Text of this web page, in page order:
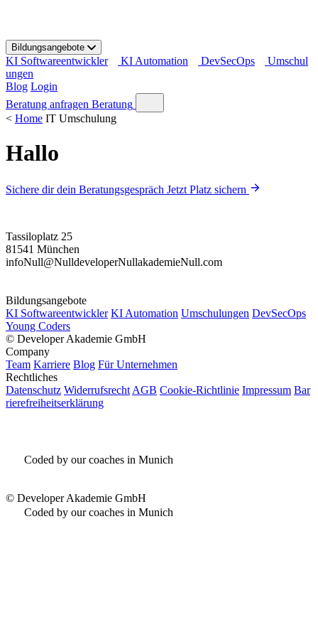
t
o
c
o
n
t
Bildungsangebote
KI Softwareentwickler KI Automation DevSecOps
Umschul
ungen
Blog Login
Beratung anfragen Beratung
< Home IT Umschulung
Hallo
Sichere dir dein Beratungsgespräch Jetzt Platz sichern
Tassiloplatz 25
81541 München
infoNull@NulldeveloperNullakademieNull.com
Bildungsangebote
KI Softwareentwickler KI Automation Umschulungen DevSecOps
Young Coders
© Developer Akademie GmbH
Company
Team Karriere Blog Für Unternehmen
Rechtliches
Datenschutz Widerrufsrecht AGB Cookie-Richtlinie Impressum Bar
rierefreiheitserklärung
Coded by our coaches in Munich
© Developer Akademie GmbH
Coded by our coaches in Munich